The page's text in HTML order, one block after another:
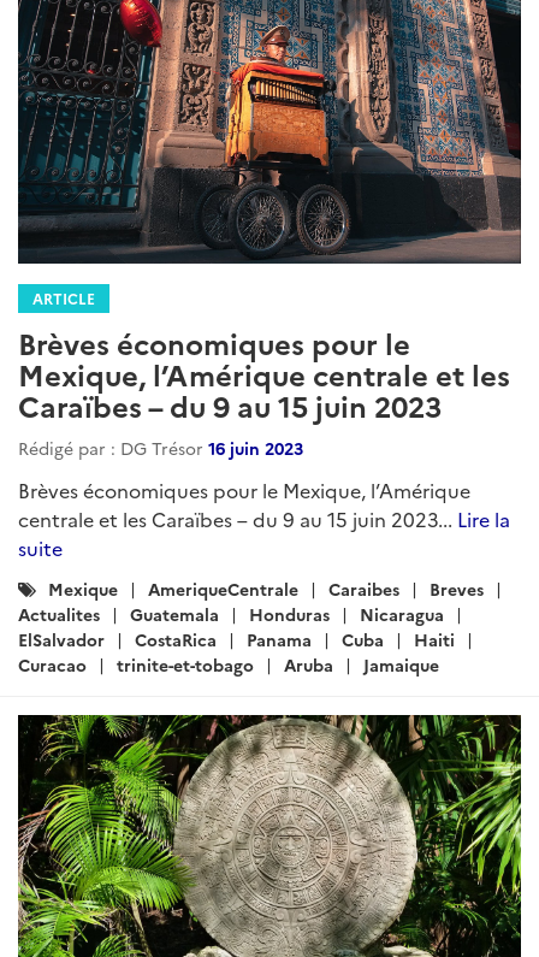
ARTICLE
Brèves économiques pour le
Mexique, l’Amérique centrale et les
Caraïbes – du 9 au 15 juin 2023
Rédigé par : DG Trésor 16 juin 2023
Brèves économiques pour le Mexique, l’Amérique
centrale et les Caraïbes – du 9 au 15 juin 2023... Lire la
suite
Catégories
:
Mexique AmeriqueCentrale Caraibes
Breves
Actualites
Guatemala Honduras
Nicaragua
ElSalvador
CostaRica Panama Cuba
Haiti
Curacao
trinite-et-tobago Aruba Jamaique